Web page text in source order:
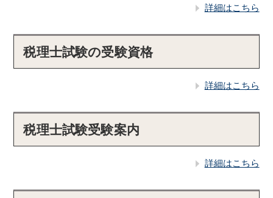
詳細はこちら
税理士試験の受験資格
詳細はこちら
税理士試験受験案内
詳細はこちら